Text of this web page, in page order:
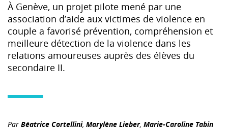
À Genève, un projet pilote mené par une
association d’aide aux victimes de violence en
couple a favorisé prévention, compréhension et
meilleure détection de la violence dans les
relations amoureuses auprès des élèves du
secondaire II.
Par Béatrice Cortellini, Marylène Lieber, Marie-Caroline Tabin